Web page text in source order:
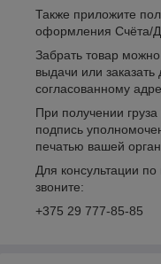
Также приложите
оформления Счёта/
Забрать товар
выдачи или заказать
согласованному
При получении
подпись
печатью вашей
Для консультации
звоните:
+375 29 777-85-85